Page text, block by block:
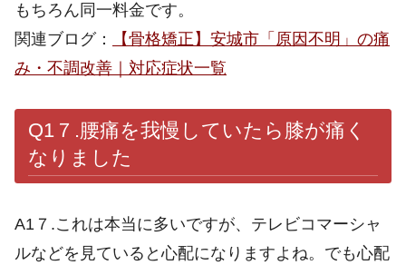
もちろん同一料金です。
関連ブログ：
【骨格矯正】安城市「原因不明」の痛
み・不調改善｜対応症状一覧
Q1７.腰痛を我慢していたら膝が痛く
なりました
A1７.これは本当に多いですが、テレビコマーシャ
ルなどを見ていると心配になりますよね。でも心配